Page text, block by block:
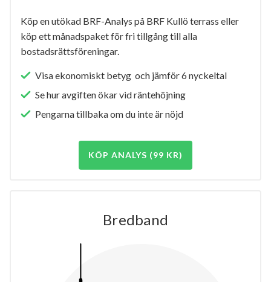
Köp en utökad BRF-Analys på BRF Kullö terrass eller
köp ett månadspaket för fri tillgång till alla
bostadsrättsföreningar.
Visa ekonomiskt betyg och jämför 6 nyckeltal
Se hur avgiften ökar vid räntehöjning
Pengarna tillbaka om du inte är nöjd
KÖP ANALYS (99 KR)
Bredband